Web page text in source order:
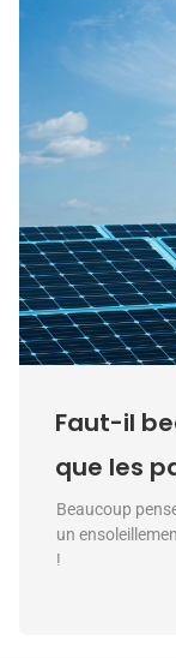
Faut-il
que les
Beaucoup
un
!